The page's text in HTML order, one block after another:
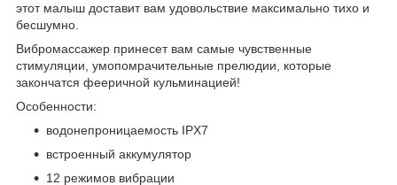
этот малыш доставит вам удовольствие максимально тихо и
бесшумно.
Вибромассажер принесет вам самые чувственные
стимуляции, умопомрачительные прелюдии, которые
закончатся фееричной кульминацией!
Особенности:
водонепроницаемость IPX7
встроенный аккумулятор
12 режимов вибрации